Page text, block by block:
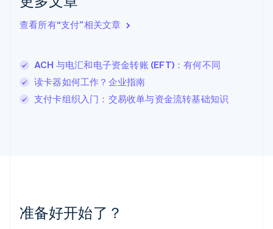
查看所有“支付”相关文章
ACH 与电汇和电子资金转账 (EFT)：有何不同
读卡器如何工作？企业指南
支付卡组织入门：交易收单与资金流转基础知识
准备好开始了？
English
English
卢森堡
罗马尼亚
English
挪威